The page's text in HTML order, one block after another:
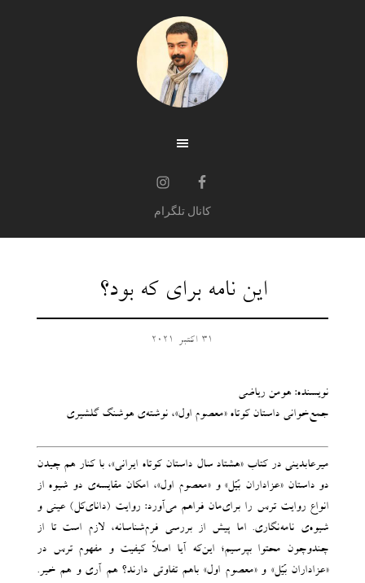
کانال تلگرام
این نامه برای که بود؟
31 اکتبر 2021
نویسنده: هومن ریاضی
جمع‌خوانی داستان‌ کوتاه «معصوم اول»، نوشته‌ی هوشنگ گلشیری
میرعابدینی در کتاب «هشتاد سال داستان کوتاه ایرانی»، با کنار هم چیدن
دو داستان «عزاداران بَیَل» و «معصوم اول»، امکان مقایسه‌ی دو شیوه از
انواع روایت ترس را برای‌مان فراهم می‌آورد: روایت (دانای‌کل) عینی و
شیوه‌ی نامه‌نگاری. اما پیش از بررسی فرم‌شناسانه، لازم است تا از
چندوچون محتوا بپرسیم؛ این‌که آیا اصلاً کیفیت و مفهوم ترس در
«عزاداران بَیَل» و «معصوم اول» باهم تفاوتی دارند؟ هم آری و هم خیر.